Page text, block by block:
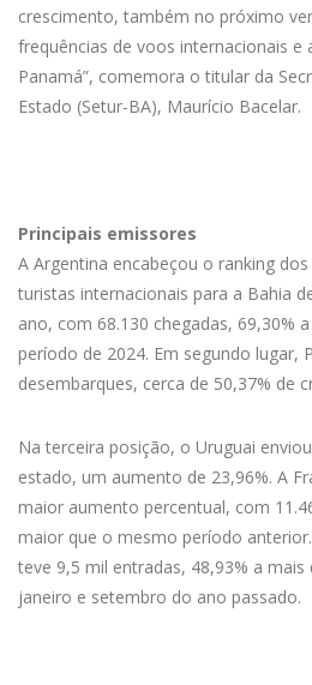
crescimento, também no próximo
frequências de voos internacionais
Panamá”, comemora o titular da
Estado (Setur-BA), Maurício Bacelar.
Principais emissores
A Argentina encabeçou o ranking
turistas internacionais para a Bahia
ano, com 68.130 chegadas, 69,30%
período de 2024. Em segundo lugar,
desembarques, cerca de 50,37% de
Na terceira posição, o Uruguai
estado, um aumento de 23,96%. A
maior aumento percentual, com
maior que o mesmo período
teve 9,5 mil entradas, 48,93% a
janeiro e setembro do ano passado.